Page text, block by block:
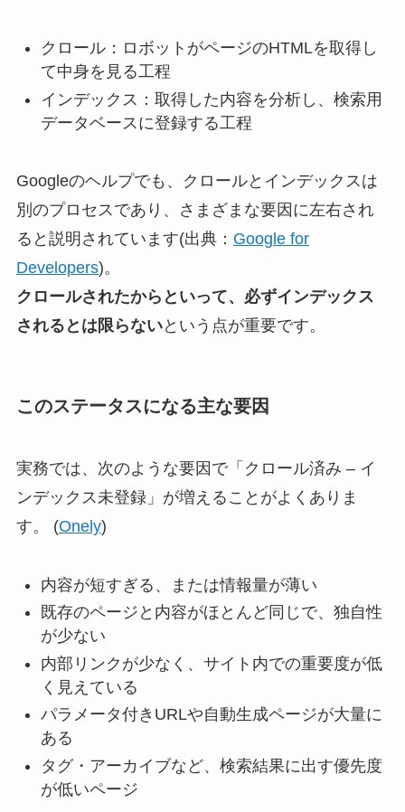
クロール：ロボットがページのHTMLを取得し
て中身を見る工程
インデックス：取得した内容を分析し、検索用
データベースに登録する工程
Googleのヘルプでも、クロールとインデックスは
別のプロセスであり、さまざまな要因に左右され
ると説明されています(出典： Google for
Developers)。
クロールされたからといって、必ずインデックス
されるとは限らないという点が重要です。
このステータスになる主な要因
実務では、次のような要因で「クロール済み – イ
ンデックス未登録」が増えることがよくありま
す。 (Onely)
内容が短すぎる、または情報量が薄い
既存のページと内容がほとんど同じで、独自性
が少ない
内部リンクが少なく、サイト内での重要度が低
く見えている
パラメータ付きURLや自動生成ページが大量に
ある
タグ・アーカイブなど、検索結果に出す優先度
が低いページ